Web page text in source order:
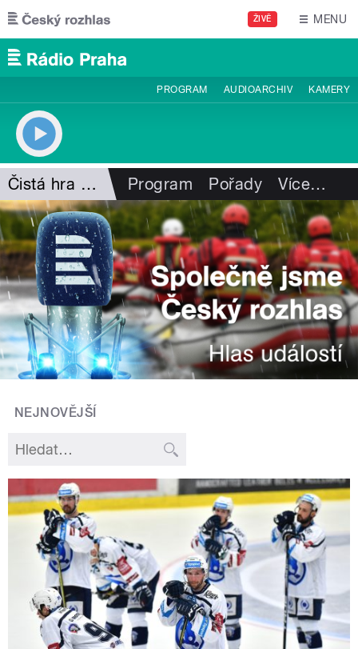
Přejít k hlavnímu obsahu
ŽIVĚ MENU
PROGRAM AUDIOARCHIV KAMERY
Čistá hra Martina Procházky Program Pořady Více…
NEJNOVĚJŠÍ